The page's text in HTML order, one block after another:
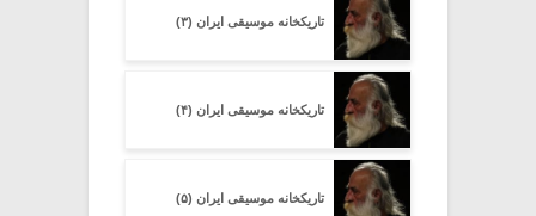
تاریکخانه موسیقی ایران (۳)
تاریکخانه موسیقی ایران (۴)
تاریکخانه موسیقی ایران (۵)